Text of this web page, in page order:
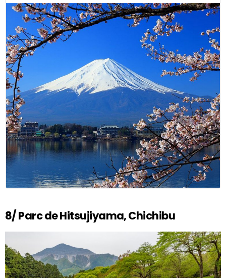
8/ Parc de Hitsujiyama, Chichibu